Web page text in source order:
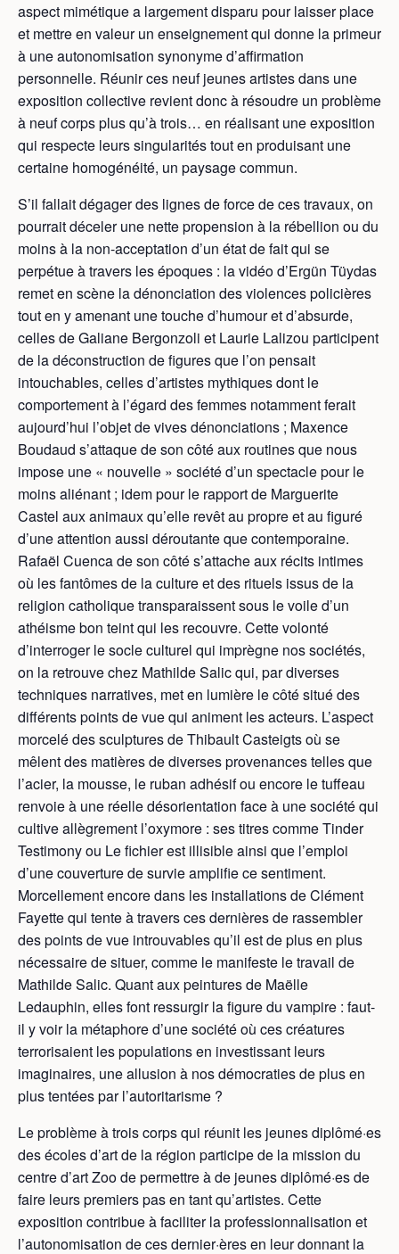
aspect mimétique a largement disparu pour laisser place
et mettre en valeur un enseignement qui donne la primeur
à une autonomisation synonyme d’affirmation
personnelle. Réunir ces neuf jeunes artistes dans une
exposition collective revient donc à résoudre un problème
à neuf corps plus qu’à trois… en réalisant une exposition
qui respecte leurs singularités tout en produisant une
certaine homogénéité, un paysage commun.
S’il fallait dégager des lignes de force de ces travaux, on
pourrait déceler une nette propension à la rébellion ou du
moins à la non-acceptation d’un état de fait qui se
perpétue à travers les époques : la vidéo d’Ergün Tüydas
remet en scène la dénonciation des violences policières
tout en y amenant une touche d’humour et d’absurde,
celles de Galiane Bergonzoli et Laurie Lalizou participent
de la déconstruction de figures que l’on pensait
intouchables, celles d’artistes mythiques dont le
comportement à l’égard des femmes notamment ferait
aujourd’hui l’objet de vives dénonciations ; Maxence
Boudaud s’attaque de son côté aux routines que nous
impose une « nouvelle » société d’un spectacle pour le
moins aliénant ; idem pour le rapport de Marguerite
Castel aux animaux qu’elle revêt au propre et au figuré
d’une attention aussi déroutante que contemporaine.
Rafaël Cuenca de son côté s’attache aux récits intimes
où les fantômes de la culture et des rituels issus de la
religion catholique transparaissent sous le voile d’un
athéisme bon teint qui les recouvre. Cette volonté
d’interroger le socle culturel qui imprègne nos sociétés,
on la retrouve chez Mathilde Salic qui, par diverses
techniques narratives, met en lumière le côté situé des
différents points de vue qui animent les acteurs. L’aspect
morcelé des sculptures de Thibault Casteigts où se
mêlent des matières de diverses provenances telles que
l’acier, la mousse, le ruban adhésif ou encore le tuffeau
renvoie à une réelle désorientation face à une société qui
cultive allègrement l’oxymore : ses titres comme Tinder
Testimony ou Le fichier est illisible ainsi que l’emploi
d’une couverture de survie amplifie ce sentiment.
Morcellement encore dans les installations de Clément
Fayette qui tente à travers ces dernières de rassembler
des points de vue introuvables qu’il est de plus en plus
nécessaire de situer, comme le manifeste le travail de
Mathilde Salic. Quant aux peintures de Maëlle
Ledauphin, elles font ressurgir la figure du vampire : faut-
il y voir la métaphore d’une société où ces créatures
terrorisaient les populations en investissant leurs
imaginaires, une allusion à nos démocraties de plus en
plus tentées par l’autoritarisme ?
Le problème à trois corps qui réunit les jeunes diplômé·es
des écoles d’art de la région participe de la mission du
centre d’art Zoo de permettre à de jeunes diplômé·es de
faire leurs premiers pas en tant qu’artistes. Cette
exposition contribue à faciliter la professionnalisation et
l’autonomisation de ces dernier·ères en leur donnant la